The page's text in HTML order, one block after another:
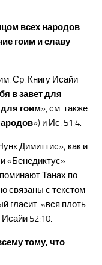
всех народов –
гоим и славу
Ср. Книгу Исайи
в завет для
для гоим», см. также
») и Ис. 51:4.
Димиттис»; как и
«Бенедиктус»
Танах по
связаны с текстом
гласит: «вся плоть
52:10.
тому, что